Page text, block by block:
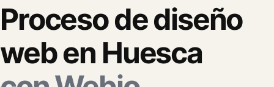
Proceso de diseño
web en Huesca